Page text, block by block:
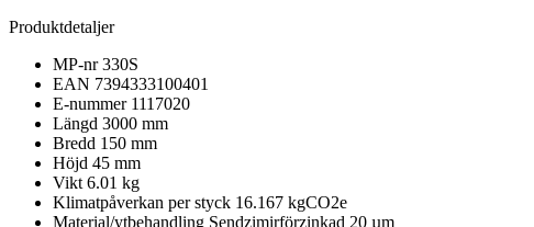
Produktdetaljer
MP-nr 330S
EAN 7394333100401
E-nummer 1117020
Längd 3000 mm
Bredd 150 mm
Höjd 45 mm
Vikt 6.01 kg
Klimatpåverkan per styck 16.167 kgCO2e
Material/ytbehandling Sendzimirförzinkad 20 µm